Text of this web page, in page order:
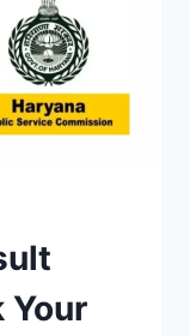
Your